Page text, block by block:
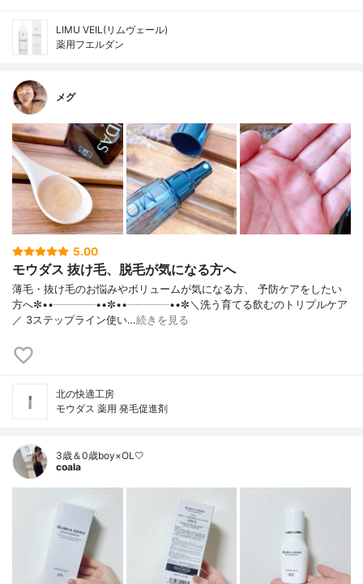
LIMU VEIL(リムヴェール)
薬用フエルダン
メグ
5.00
モウダス 抜け毛、脱毛が気になる方へ
薄毛・抜け毛のお悩みやボリュームが気になる方、 予防ケアをしたい
方へ✼••┈┈┈┈••✼••┈┈┈┈••✼＼洗う育てる飲むのトリプルケア
／ 3ステップライン使い…続きを見る
北の快適工房
モウダス 薬用 発毛促進剤
3歳＆0歳boy×OL🤍
coala